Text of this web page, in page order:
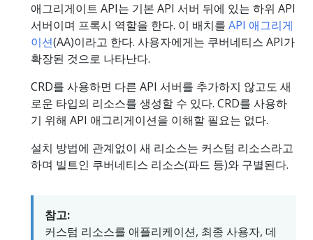
애그리게이트 API는 기본 API 서버 뒤에 있는 하위 API
서버이며 프록시 역할을 한다. 이 배치를 API 애그리게
이션(AA)이라고 한다. 사용자에게는 쿠버네티스 API가
확장된 것으로 나타난다.
CRD를 사용하면 다른 API 서버를 추가하지 않고도 새
로운 타입의 리소스를 생성할 수 있다. CRD를 사용하
기 위해 API 애그리게이션을 이해할 필요는 없다.
설치 방법에 관계없이 새 리소스는 커스텀 리소스라고
하며 빌트인 쿠버네티스 리소스(파드 등)와 구별된다.
참고:
커스텀 리소스를 애플리케이션, 최종 사용자, 데